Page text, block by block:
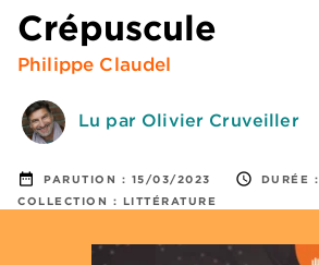
Crépuscule
Philippe Claudel
Lu par Olivier Cruveiller
date_range PARUTION : 15/03/2023 access_time DURÉE :
COLLECTION : LITTÉRATURE